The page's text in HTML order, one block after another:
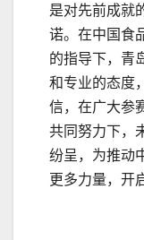
是对先前成就
诺。在中国食
的指导下，青
和专业的态度
信，在广大参
共同努力下，
纷呈，为推动
更多力量，开